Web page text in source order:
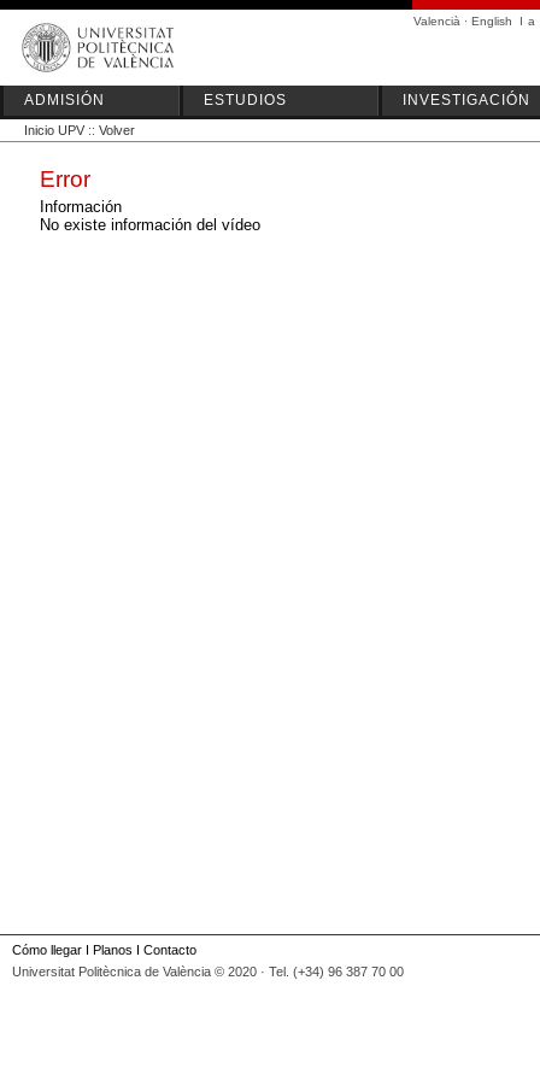
Valencià · English I a
ADMISIÓN ESTUDIOS INVESTIGACIÓN
Inicio UPV :: Volver
Error
Información
No existe información del vídeo
Cómo llegar I Planos I Contacto
Universitat Politècnica de València © 2020 · Tel. (+34) 96 387 70 00